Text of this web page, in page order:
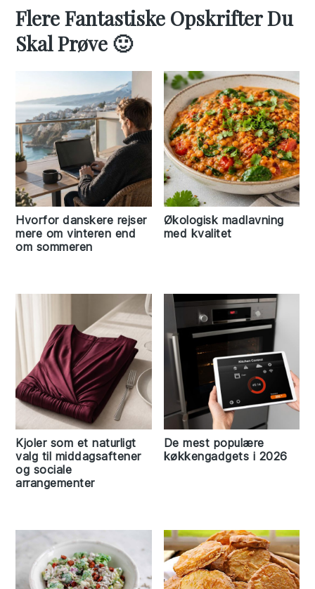
Flere Fantastiske Opskrifter Du
Skal Prøve 🙂
Hvorfor danskere rejser
mere om vinteren end
om sommeren
Økologisk madlavning
med kvalitet
Kjoler som et naturligt
valg til middagsaftener
og sociale
arrangementer
De mest populære
køkkengadgets i 2026